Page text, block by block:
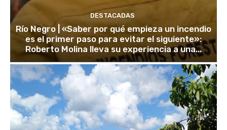
DESTACADAS
Río Negro | «Saber por qué empieza un incendio
es el primer paso para evitar el siguiente»:
Roberto Molina lleva su experiencia a una...